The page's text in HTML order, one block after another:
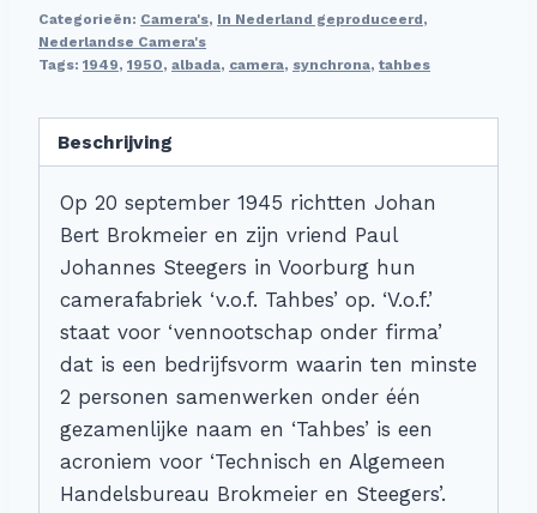
Categorieën: Camera's, In Nederland geproduceerd,
Nederlandse Camera's
Tags: 1949, 1950, albada, camera, synchrona, tahbes
Beschrijving
Op 20 september 1945 richtten Johan
Bert Brokmeier en zijn vriend Paul
Johannes Steegers in Voorburg hun
camerafabriek ‘v.o.f. Tahbes’ op. ‘V.o.f.’
staat voor ‘vennootschap onder firma’
dat is een bedrijfsvorm waarin ten minste
2 personen samenwerken onder één
gezamenlijke naam en ‘Tahbes’ is een
acroniem voor ‘Technisch en Algemeen
Handelsbureau Brokmeier en Steegers’.